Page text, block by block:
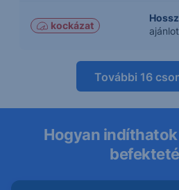
kockázat
További 16
Hogyan indíthatok